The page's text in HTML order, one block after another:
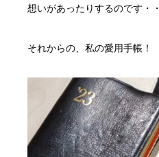
想いがあったりするのです・
それからの、私の愛用手帳！